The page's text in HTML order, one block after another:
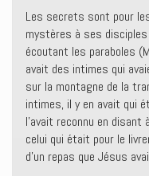
Les secrets sont pour
mystères à ses disciples
écoutant les paraboles
avait des intimes qui
sur la montagne de la
intimes, il y en avait qui
l’avait reconnu en
celui qui était pour le
d’un repas que Jésus